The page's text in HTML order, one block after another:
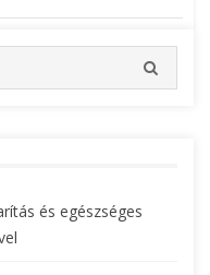
E
és egészséges